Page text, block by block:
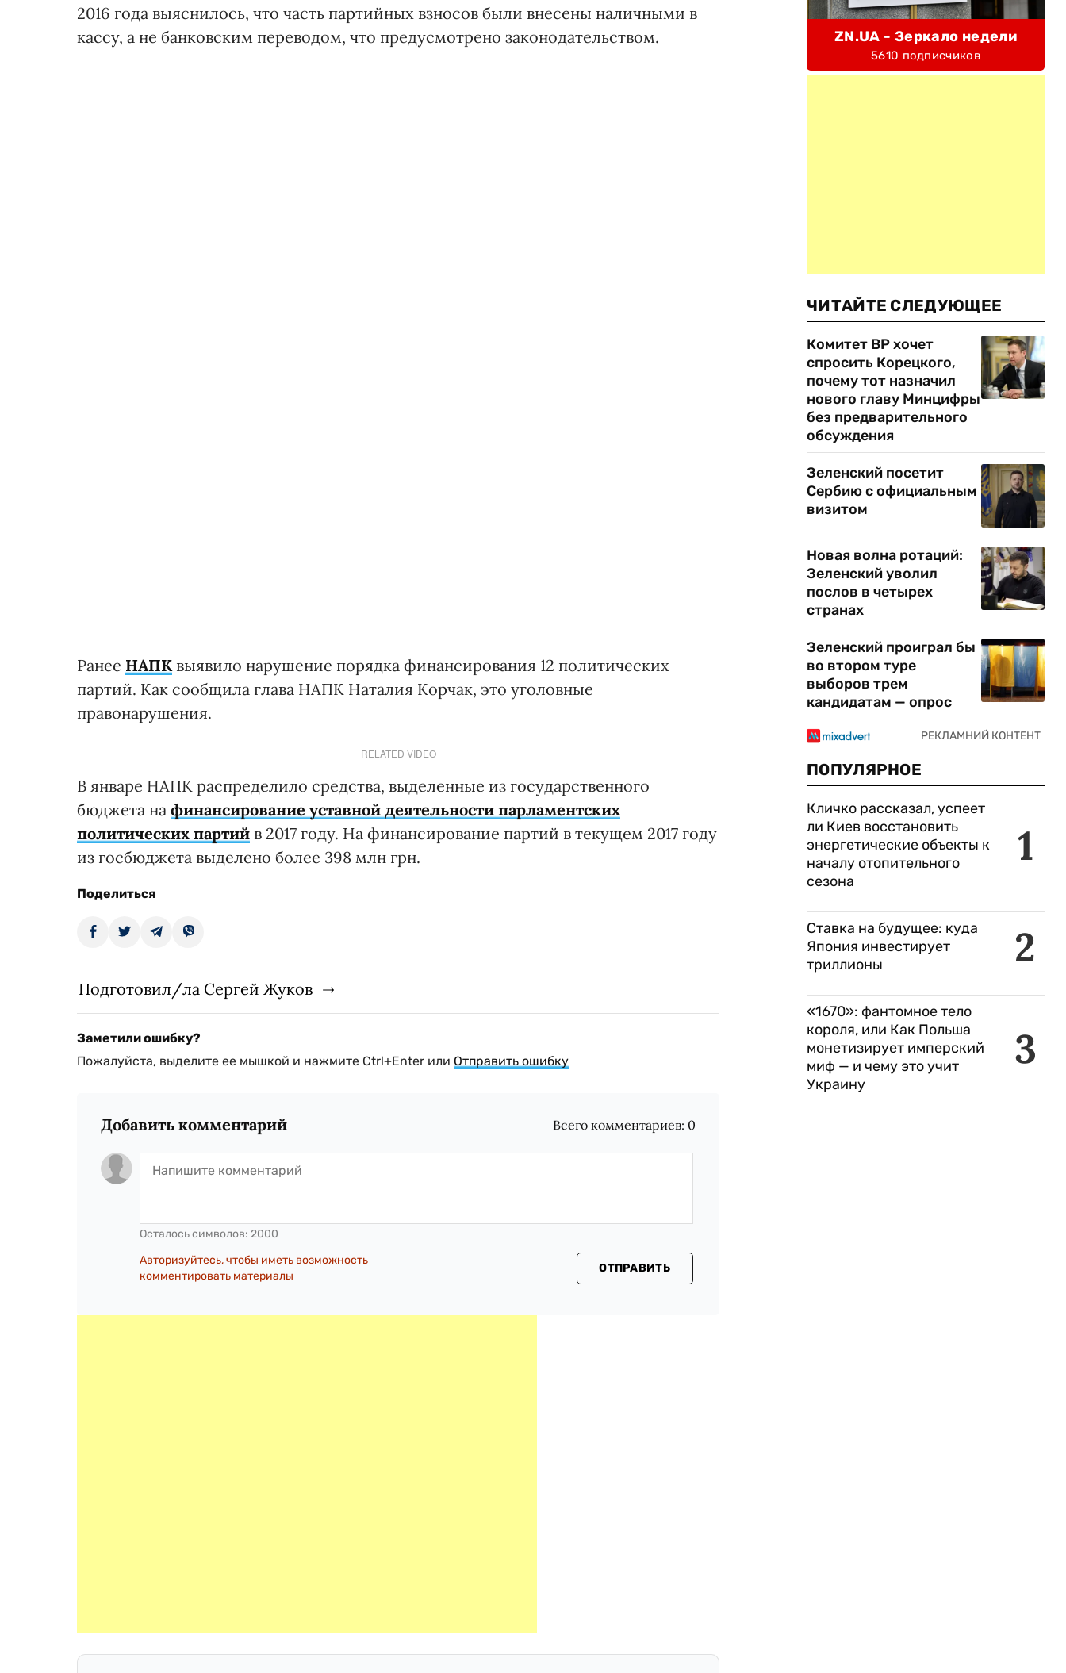
2016 года выяснилось, что часть партийных взносов были внесены наличными в
кассу, а не банковским переводом, что предусмотрено законодательством.
Ранее НАПК выявило нарушение порядка финансирования 12 политических
партий. Как сообщила глава НАПК Наталия Корчак, это уголовные
правонарушения.
RELATED VIDEO
В январе НАПК распределило средства, выделенные из государственного
бюджета на финансирование уставной деятельности парламентских
политических партий в 2017 году. На финансирование партий в текущем 2017 году
из госбюджета выделено более 398 млн грн.
Поделиться
Подготовил/ла Сергей Жуков
Заметили ошибку?
Пожалуйста, выделите ее мышкой и нажмите Ctrl+Enter или Отправить ошибку
Добавить комментарий Всего комментариев: 0
Осталось символов: 2000
Авторизуйтесь, чтобы иметь возможность
комментировать материалы
ОТПРАВИТЬ
ZN.UA - Зеркало недели
5610 подписчиков
ЧИТАЙТЕ СЛЕДУЮЩЕЕ
Комитет ВР хочет
спросить Корецкого,
почему тот назначил
нового главу Минцифры
без предварительного
обсуждения
Зеленский посетит
Сербию с официальным
визитом
Новая волна ротаций:
Зеленский уволил
послов в четырех
странах
Зеленский проиграл бы
во втором туре
выборов трем
кандидатам — опрос
ПОПУЛЯРНОЕ
1
Кличко рассказал, успеет
ли Киев восстановить
энергетические объекты к
началу отопительного
сезона
2
Ставка на будущее: куда
Япония инвестирует
триллионы
3
«1670»: фантомное тело
короля, или Как Польша
монетизирует имперский
миф — и чему это учит
Украину